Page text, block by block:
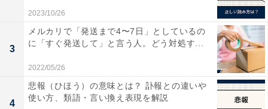
2023/10/26
3
メルカリで「発送まで4〜7日」としているの
に「すぐ発送して」と言う人。どう対処す...
2022/05/26
4
悲報（ひほう）の意味とは？ 訃報との違いや
使い方、類語・言い換え表現を解説